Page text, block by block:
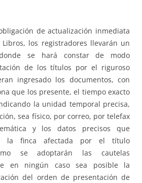
de actualización inmediata
los registradores llevarán un
se hará constar de modo
de los títulos por el riguroso
ingresado los documentos, con
que los presente, el tiempo exacto
la unidad temporal precisa,
sea físico, por correo, por telefax
y los datos precisos que
la finca afectada por el título
se adoptarán las cautelas
en ningún caso sea posible la
del orden de presentación de